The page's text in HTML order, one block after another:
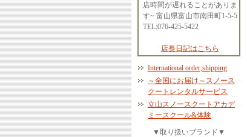
店時間が遅れることがありま
す~ 富山県富山市南田町1-5-5
TEL:076-425-5422
店長日記はこちら
International order,shipping
～全国にお届け～スノース
クートレンタルサービス
立山スノースクートアカデ
ミースクール&体験
▼取り扱いブランド▼